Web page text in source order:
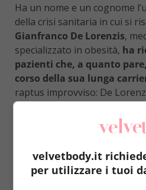
Ha un nome e un cognome
della crisi sanitaria in cui si
Gianfranco De Lorenzis,
specializzato in obesità, ha
pazienti che, a quanto
corso della sua lunga
raptus improvviso: De
stato trasferito da Parma a
di provvedimenti presi dalle
seguito ad alcune
tuttavia, non aveva fatto
suo vizietto: che fosse nel
bresciano, continuava a
velvetbody.it
per utilizzare i tuoi